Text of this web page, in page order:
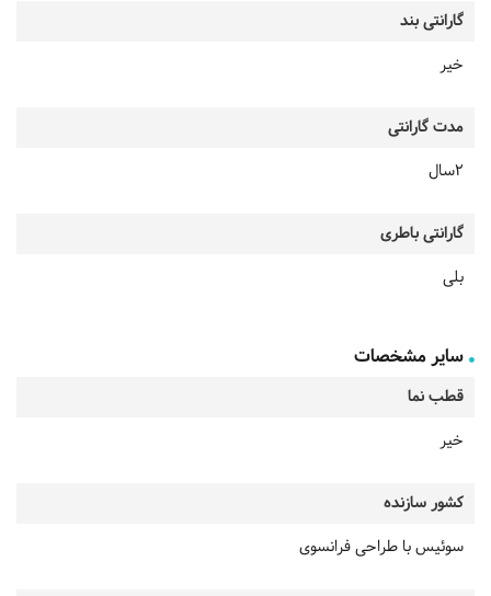
گارانتی بند
خیر
مدت گارانتی
2سال
گارانتی باطری
بلی
سایر مشخصات
قطب نما
خیر
کشور سازنده
سوئیس با طراحی فرانسوی